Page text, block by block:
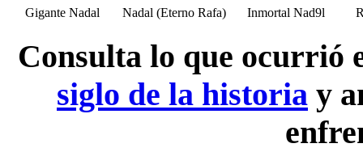
Gigante Nadal Nadal (Eterno Rafa) Inmortal Nad9l
Consulta lo que ocurrió
siglo de la historia y